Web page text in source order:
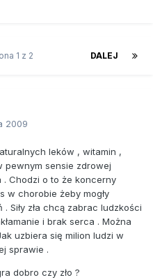
DALEJ
1 z 2
2009
leków , witamin ,
pewnym sensie zdrowej
Chodzi o to że koncerny
w chorobie żeby mogły
Siły zła chcą zabrac ludzkości
i brak serca . Można
uzbiera się milion ludzi w
sprawie .
dobro czy zło ?